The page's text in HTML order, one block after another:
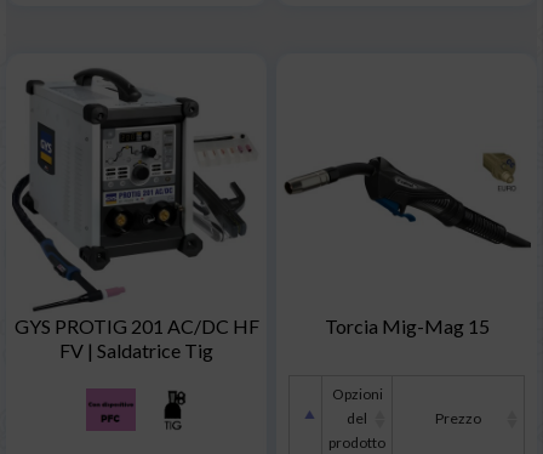
GYS PROTIG 201 AC/DC HF
FV | Saldatrice Tig
Torcia Mig-Mag 15
Opzioni
del
prodotto
Prezzo